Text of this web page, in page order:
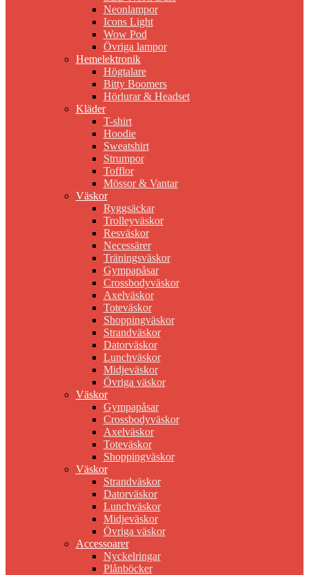
Neonlampor
Icons Light
Wow Pod
Övriga lampor
Hemelektronik
Högtalare
Bitty Boomers
Hörlurar & Headset
Kläder
T-shirt
Hoodie
Sweatshirt
Strumpor
Tofflor
Mössor & Vantar
Väskor
Ryggsäckar
Trolleyväskor
Resväskor
Necessärer
Träningsväskor
Gympapåsar
Crossbodyväskor
Axelväskor
Toteväskor
Shoppingväskor
Strandväskor
Datorväskor
Lunchväskor
Midjeväskor
Övriga väskor
Väskor
Gympapåsar
Crossbodyväskor
Axelväskor
Toteväskor
Shoppingväskor
Väskor
Strandväskor
Datorväskor
Lunchväskor
Midjeväskor
Övriga väskor
Accessoarer
Nyckelringar
Plånböcker